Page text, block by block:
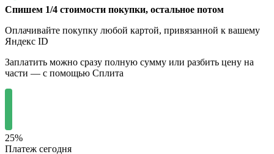
Спишем 1/4 стоимости покупки, остальное потом
Оплачивайте покупку любой картой, привязанной к вашему
Яндекс ID
Заплатить можно сразу полную сумму или разбить цену на
части — с помощью Сплита
25%
Платеж сегодня